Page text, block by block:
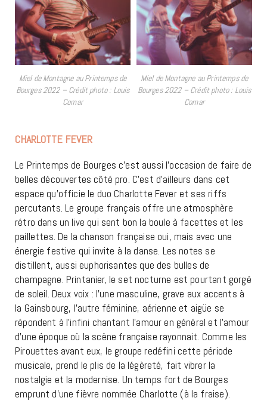
Miel de Montagne au Printemps de
Bourges 2022 – Crédit photo : Louis
Comar
Miel de Montagne au Printemps de
Bourges 2022 – Crédit photo : Louis
Comar
CHARLOTTE FEVER
Le Printemps de Bourges c’est aussi l’occasion de faire de
belles découvertes côté pro. C’est d’ailleurs dans cet
espace qu’officie le duo Charlotte Fever et ses riffs
percutants. Le groupe français offre une atmosphère
rétro dans un live qui sent bon la boule à facettes et les
paillettes. De la chanson française oui, mais avec une
énergie festive qui invite à la danse. Les notes se
distillent, aussi euphorisantes que des bulles de
champagne. Printanier, le set nocturne est pourtant gorgé
de soleil. Deux voix : l’une masculine, grave aux accents à
la Gainsbourg, l’autre féminine, aérienne et aigüe se
répondent à l’infini chantant l’amour en général et l’amour
d’une époque où la scène française rayonnait. Comme les
Pirouettes avant eux, le groupe redéfini cette période
musicale, prend le plis de la légèreté, fait vibrer la
nostalgie et la modernise. Un temps fort de Bourges
emprunt d’une fièvre nommée Charlotte (à la fraise).